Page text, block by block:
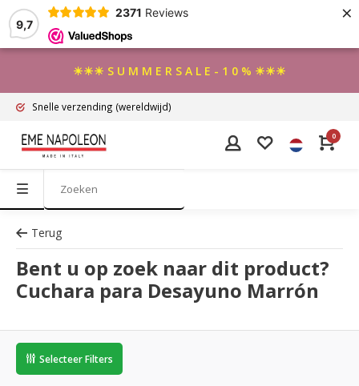
9,7
2371 Reviews ×
☀☀☀ S U M M E R S A L E - 1 0 % ☀☀☀
Snelle verzending (wereldwijd)
0
Terug
Bent u op zoek naar dit product?
Cuchara para Desayuno Marrón
Selecteer Filters